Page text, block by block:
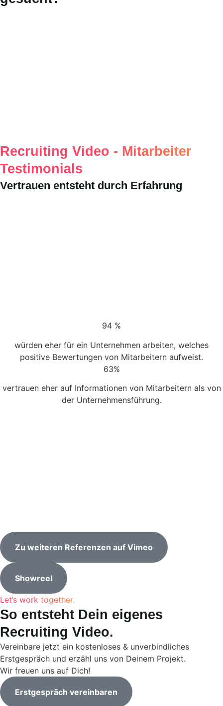
Recruiting Video - Mitarbeiter
Testimonials
Vertrauen entsteht durch Erfahrung
94 %
würden eher für ein Unternehmen arbeiten, welches
positive Bewertungen von Mitarbeitern aufweist.
63%
vertrauen eher auf Informationen von Mitarbeitern als von
der Unternehmensführung.
Zu weiteren Referenzen auf Vimeo
Showreel
Let’s work together.
So entsteht Dein eigenes
Recruiting Video.
Vereinbare jetzt ein kostenloses & unverbindliches
Erstgespräch und erzähl uns von Deinem Projekt.
Wir freuen uns auf Dich!
Erstgespräch vereinbaren